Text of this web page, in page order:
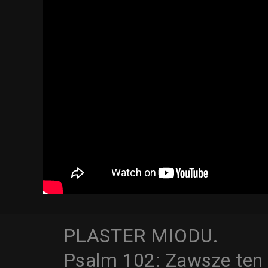
PLASTER MIODU.
Psalm 102: Zawsze